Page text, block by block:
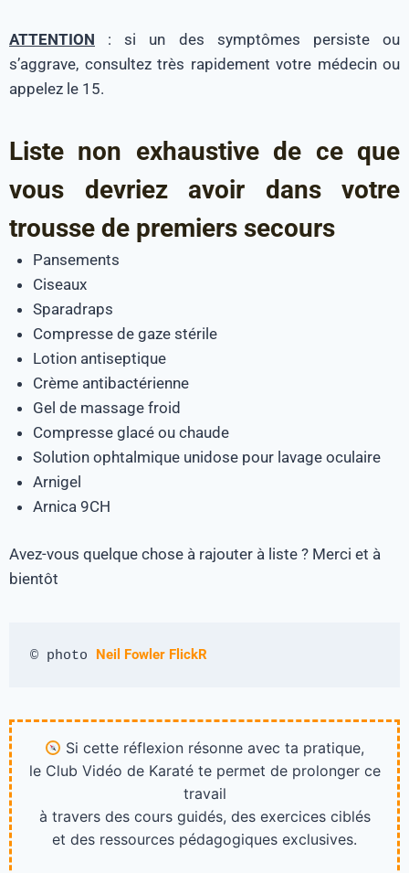
ATTENTION : si un des symptômes persiste ou
s’aggrave, consultez très rapidement votre médecin ou
appelez le 15.
Liste non exhaustive de ce que
vous devriez avoir dans votre
trousse de premiers secours
Pansements
Ciseaux
Sparadraps
Compresse de gaze stérile
Lotion antiseptique
Crème antibactérienne
Gel de massage froid
Compresse glacé ou chaude
Solution ophtalmique unidose pour lavage oculaire
Arnigel
Arnica 9CH
Avez-vous quelque chose à rajouter à liste ? Merci et à
bientôt
© photo Neil Fowler FlickR
Si cette réflexion résonne avec ta pratique,
le Club Vidéo de Karaté te permet de prolonger ce
travail
à travers des cours guidés, des exercices ciblés
et des ressources pédagogiques exclusives.